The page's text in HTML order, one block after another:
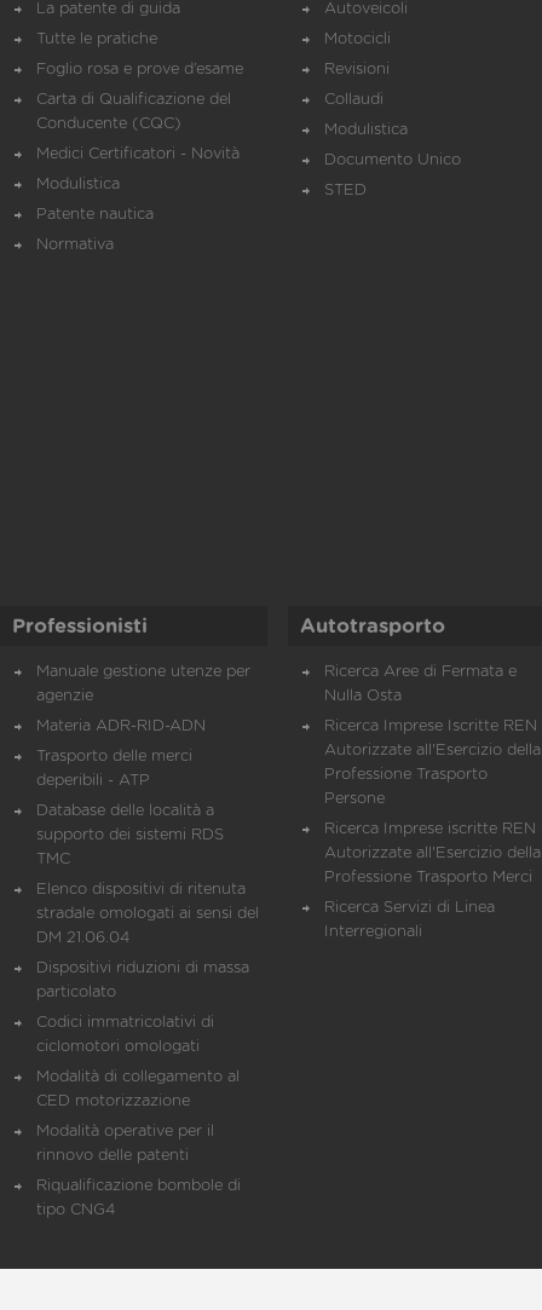
La patente di guida
Tutte le pratiche
Foglio rosa e prove d’esame
Carta di Qualificazione del
Conducente (CQC)
Medici Certificatori - Novità
Modulistica
Patente nautica
Normativa
Autoveicoli
Motocicli
Revisioni
Collaudi
Modulistica
Documento Unico
STED
Professionisti
Manuale gestione utenze per
agenzie
Materia ADR-RID-ADN
Trasporto delle merci
deperibili - ATP
Database delle località a
supporto dei sistemi RDS
TMC
Elenco dispositivi di ritenuta
stradale omologati ai sensi del
DM 21.06.04
Dispositivi riduzioni di massa
particolato
Codici immatricolativi di
ciclomotori omologati
Modalità di collegamento al
CED motorizzazione
Modalità operative per il
rinnovo delle patenti
Riqualificazione bombole di
tipo CNG4
Autotrasporto
Ricerca Aree di Fermata e
Nulla Osta
Ricerca Imprese Iscritte REN
Autorizzate all'Esercizio della
Professione Trasporto
Persone
Ricerca Imprese iscritte REN
Autorizzate all'Esercizio della
Professione Trasporto Merci
Ricerca Servizi di Linea
Interregionali